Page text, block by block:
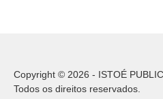
Copyright © 2026 - ISTOÉ
Todos os direitos reservados.